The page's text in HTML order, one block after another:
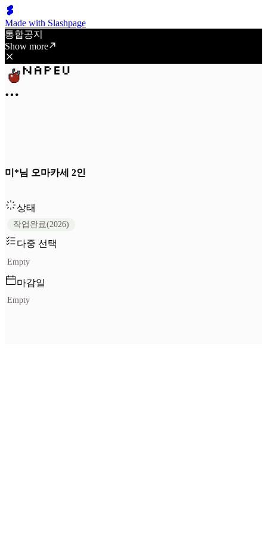
Made with Slashpage
통합공지
Show more
미*님 오마카세 2인
상태
작업완료(2026)
다중 선택
Empty
마감일
Empty